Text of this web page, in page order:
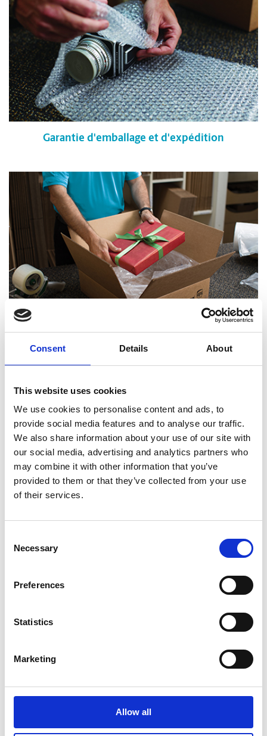
Consent Details About
This website uses cookies
We use cookies to personalise content and ads, to
provide social media features and to analyse our traffic.
We also share information about your use of our site with
our social media, advertising and analytics partners who
may combine it with other information that you’ve
provided to them or that they’ve collected from your use
of their services.
Selection
Necessary
Preferences
Statistics
Marketing
Allow all
Garantie d'emballage et d'expédition